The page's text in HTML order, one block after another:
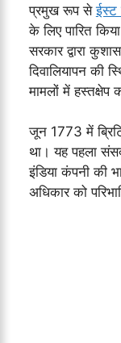
प्रमुख रूप सेईस्ट
के लिए पारित
सरकार द्वारा
दिवालियापन की
मामलों में हस्तक्षेप
जून 1773 में
था। यह पहला
इंडिया कंपनी की
अधिकार को